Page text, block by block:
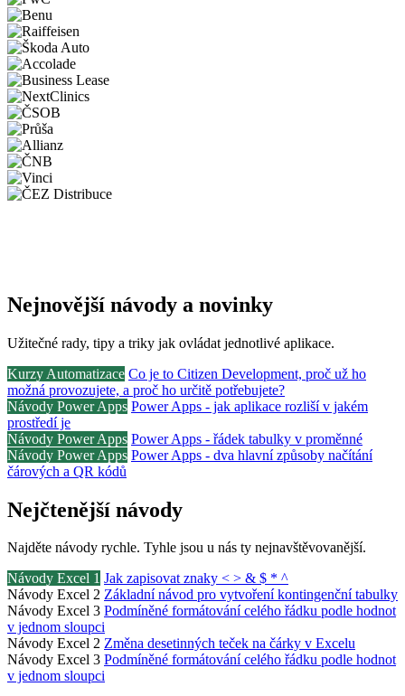
Nejnovější návody a novinky
Užitečné rady, tipy a triky jak ovládat jednotlivé aplikace.
Kurzy Automatizace Co je to Citizen Development, proč už ho
možná provozujete, a proč ho určitě potřebujete?
Návody Power Apps Power Apps - jak aplikace rozliší v jakém
prostředí je
Návody Power Apps Power Apps - řádek tabulky v proměnné
Návody Power Apps Power Apps - dva hlavní způsoby načítání
čárových a QR kódů
Nejčtenější návody
Najděte návody rychle. Tyhle jsou u nás ty nejnavštěvovanější.
Návody Excel 1 Jak zapisovat znaky < > & $ * ^
Návody Excel 2 Základní návod pro vytvoření kontingenční tabulky
Návody Excel 3 Podmíněné formátování celého řádku podle hodnot
v jednom sloupci
Návody Excel 2 Změna desetinných teček na čárky v Excelu
Návody Excel 3 Podmíněné formátování celého řádku podle hodnot
v jednom sloupci